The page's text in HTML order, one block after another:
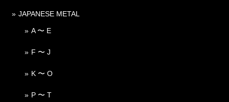
JAPANESE METAL
A 〜 E
F 〜 J
K 〜 O
P 〜 T